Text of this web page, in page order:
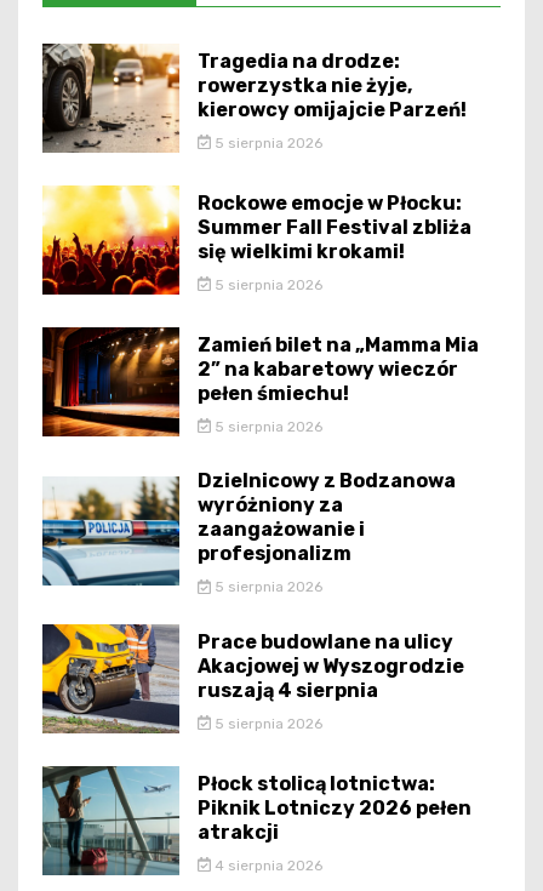
Tragedia na drodze:
rowerzystka nie żyje,
kierowcy omijajcie Parzeń!
5 sierpnia 2026
Rockowe emocje w Płocku:
Summer Fall Festival zbliża
się wielkimi krokami!
5 sierpnia 2026
Zamień bilet na „Mamma Mia
2” na kabaretowy wieczór
pełen śmiechu!
5 sierpnia 2026
Dzielnicowy z Bodzanowa
wyróżniony za
zaangażowanie i
profesjonalizm
5 sierpnia 2026
Prace budowlane na ulicy
Akacjowej w Wyszogrodzie
ruszają 4 sierpnia
5 sierpnia 2026
Płock stolicą lotnictwa:
Piknik Lotniczy 2026 pełen
atrakcji
4 sierpnia 2026